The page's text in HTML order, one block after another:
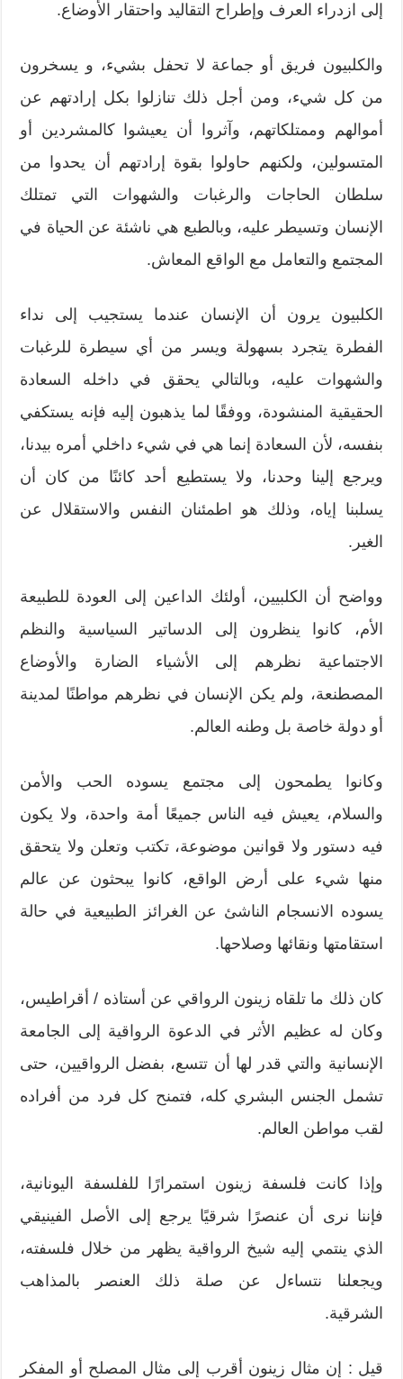
إلى ازدراء العرف وإطراح التقاليد واحتقار الأوضاع.
والكلبيون فريق أو جماعة لا تحفل بشيء، و يسخرون
من كل شيء، ومن أجل ذلك تنازلوا بكل إرادتهم عن
أموالهم وممتلكاتهم، وآثروا أن يعيشوا كالمشردين أو
المتسولين، ولكنهم حاولوا بقوة إرادتهم أن يحدوا من
سلطان الحاجات والرغبات والشهوات التي تمتلك
الإنسان وتسيطر عليه، وبالطبع هي ناشئة عن الحياة في
المجتمع والتعامل مع الواقع المعاش.
الكلبيون يرون أن الإنسان عندما يستجيب إلى نداء
الفطرة يتجرد بسهولة ويسر من أي سيطرة للرغبات
والشهوات عليه، وبالتالي يحقق في داخله السعادة
الحقيقية المنشودة، ووفقًا لما يذهبون إليه فإنه يستكفي
بنفسه، لأن السعادة إنما هي في شيء داخلي أمره بيدنا،
ويرجع إلينا وحدنا، ولا يستطيع أحد كائنًا من كان أن
يسلبنا إياه، وذلك هو اطمئنان النفس والاستقلال عن
الغير.
وواضح أن الكلبيين، أولئك الداعين إلى العودة للطبيعة
الأم، كانوا ينظرون إلى الدساتير السياسية والنظم
الاجتماعية نظرهم إلى الأشياء الضارة والأوضاع
المصطنعة، ولم يكن الإنسان في نظرهم مواطنًا لمدينة
أو دولة خاصة بل وطنه العالم.
وكانوا يطمحون إلى مجتمع يسوده الحب والأمن
والسلام، يعيش فيه الناس جميعًا أمة واحدة، ولا يكون
فيه دستور ولا قوانين موضوعة، تكتب وتعلن ولا يتحقق
منها شيء على أرض الواقع، كانوا يبحثون عن عالم
يسوده الانسجام الناشئ عن الغرائز الطبيعية في حالة
استقامتها ونقائها وصلاحها.
كان ذلك ما تلقاه زينون الرواقي عن أستاذه / أقراطيس،
وكان له عظيم الأثر في الدعوة الرواقية إلى الجامعة
الإنسانية والتي قدر لها أن تتسع، بفضل الرواقيين، حتى
تشمل الجنس البشري كله، فتمنح كل فرد من أفراده
لقب مواطن العالم.
وإذا كانت فلسفة زينون استمرارًا للفلسفة اليونانية،
فإننا نرى أن عنصرًا شرقيًا يرجع إلى الأصل الفينيقي
الذي ينتمي إليه شيخ الرواقية يظهر من خلال فلسفته،
ويجعلنا نتساءل عن صلة ذلك العنصر بالمذاهب
الشرقية.
قيل : إن مثال زينون أقرب إلى مثال المصلح أو المفكر